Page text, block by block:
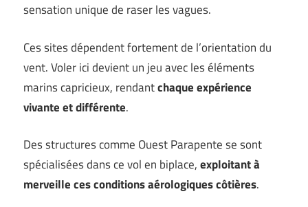
sensation unique de raser les vagues.
Ces sites dépendent fortement de l’orientation du
vent. Voler ici devient un jeu avec les éléments
marins capricieux, rendantchaque expérience
vivante et différente.
Des structures comme Ouest Parapente se sont
spécialisées dans ce vol en biplace,exploitant à
merveille ces conditions aérologiques côtières.